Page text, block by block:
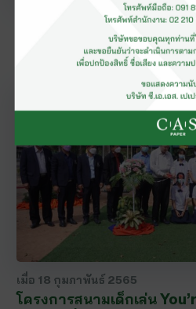
28 เมษายน 2565
เยี่ยมชมโรงงานผลิตกระดาษ
เปเปอร์ มิลล์ จ.สิงห์บุรี
เมื่อ 18 กุมภาพันธ์ 2565
โครงการสนามเด็กเล่น